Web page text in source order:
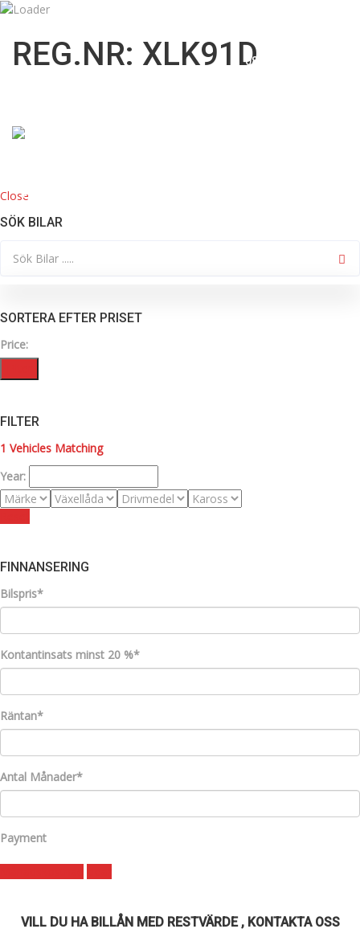
08332200
HOME
REG.NR: XLK91D
Close
SÖK BILAR
SORTERA EFTER PRISET
Price:
FILTER
1 Vehicles Matching
Year:
FINNANSERING
Bilspris*
Kontantinsats minst 20 %*
Räntan*
Antal Månader*
Payment
VILL DU HA BILLÅN MED RESTVÄRDE , KONTAKTA OSS